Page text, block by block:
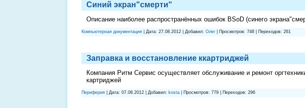
Синий экран"смерти"
Описание наиболее распространённых ошибок BSoD (синего
Компьютерная документация | Дата: 27.08.2012 | Добавил: Олег | Просмотров: 748 | Переходов: 261
Заправка и восстановление ккартриджей
Компания Ритм Сервис осуществляет обслуживание и ремонт
картриджей
Периферия | Дата: 07.08.2012 | Добавил: kosta | Просмотров: 779 | Переходов: 296